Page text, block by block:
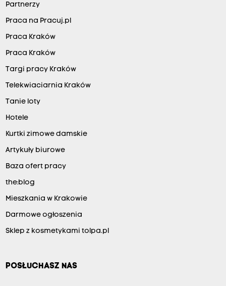
Partnerzy
Praca na Pracuj.pl
Praca Kraków
Praca Kraków
Targi pracy Kraków
Telekwiaciarnia Kraków
Tanie loty
Hotele
Kurtki zimowe damskie
Artykuły biurowe
Baza ofert pracy
the:blog
Mieszkania w Krakowie
Darmowe ogłoszenia
Sklep z kosmetykami tolpa.pl
POSŁUCHASZ NAS